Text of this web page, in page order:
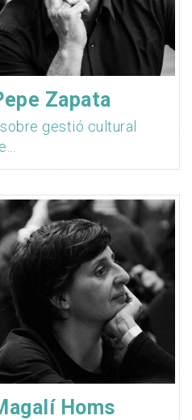
Zapata
gestió cultural
Homs